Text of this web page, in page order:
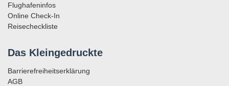
Flughafeninfos
Online Check-In
Reisecheckliste
Das Kleingedruckte
Barrierefreiheitserklärung
AGB